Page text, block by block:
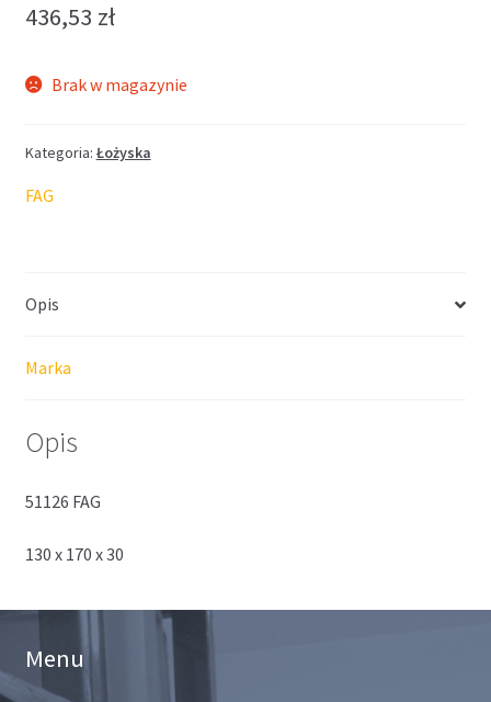
436,53 zł
Brak w magazynie
Kategoria: Łożyska
FAG
Opis
Marka
Opis
51126 FAG
130 x 170 x 30
Menu